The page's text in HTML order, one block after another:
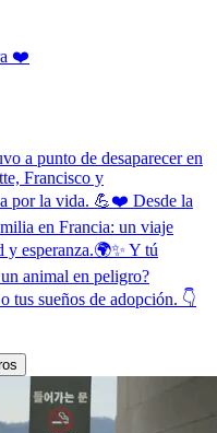
❤️
a punto de desaparecer en
Francisco y
por la vida. 💪❤️ Desde la
en Francia: un viaje
y esperanza.🌍✨ Y tú
animal en peligro?
tus sueños de adopción. 👇